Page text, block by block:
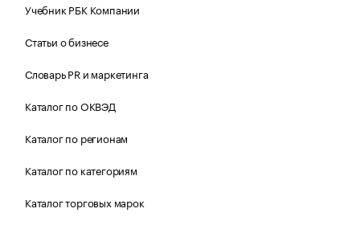
Учебник РБК Компании
Статьи о бизнесе
Словарь PR и маркетинга
Каталог по ОКВЭД
Каталог по регионам
Каталог по категориям
Каталог торговых марок